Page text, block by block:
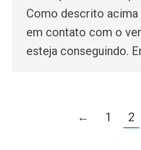
Como descrito
em contato com o
esteja conseguindo.
← 1 2